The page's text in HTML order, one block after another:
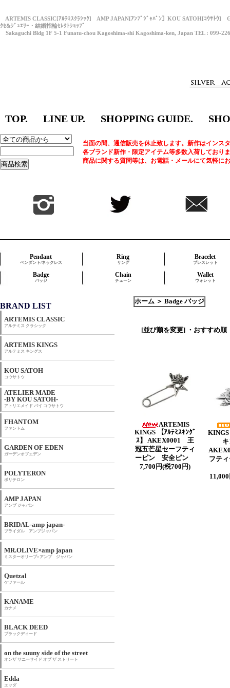
ARTEMIS CLASSIC[ｱﾙﾃﾐｽｸﾗｼｯｸ] AMP JAPAN[ｱﾝﾌﾟｼﾞｬﾊﾟﾝ］KOU SATOH[ｺｳｻﾄｳ]
ｸｾ&ｼﾞｭｴﾘｰ・結婚指輪ｾﾚｸﾄｼｮｯﾌﾟ
Sakaguchi Bldg 1F 5-1 Funatu-chou Kagoshima-shi Kagoshima-ken, Japan TEL : 099-
TOP. LINE UP. SHOPPING GUIDE.
当面の間、通信販売を休止致します。新作はインス
各ブランド新作・限定アイテム等多数入荷しており
商品に関する質問等は、お電話・メールにて気軽に
Pendant
ペンダント/ネックレス
Ring
リング
Bracelet
ブレスレット
Badge
バッジ
Chain
チェーン
Wallet
ウォレット
ホーム ＞ Badge バッジ
[並び順を変更] ・おすすめ順
ARTEMIS
KINGS 【ｱﾙﾃﾐｽｷﾝｸﾞ
ｽ】 AKEX0001 王
冠五芒星セーフティ
ーピン 安全ピン
7,700円(税700円)
フテ
BRAND LIST
ARTEMIS CLASSIC
アルテミス クラシック
ARTEMIS KINGS
アルテミス キングス
KOU SATOH
コウサトウ
ATELIER MADE
-BY KOU SATOH-
アトリエメイド バイ コウサトウ
FHANTOM
ファントム
GARDEN OF EDEN
ガーデンオブエデン
POLYTERON
ポリテロン
AMP JAPAN
アンプ ジャパン
BRIDAL-amp japan-
ブライダル アンプジャパン
MR.OLIVE×amp japan
ミスターオリーブ×アンプ ジャパン
Quetzal
ケツァール
KANAME
カナメ
BLACK DEED
ブラックディード
on the suuny side of the street
オンザ サニーサイド オブ ザ ストリート
Edda
エッダ